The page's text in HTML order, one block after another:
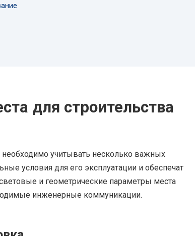
для строительства
учитывать несколько важных
условия для его эксплуатации и обеспечат
и геометрические параметры места
инженерные коммуникации.